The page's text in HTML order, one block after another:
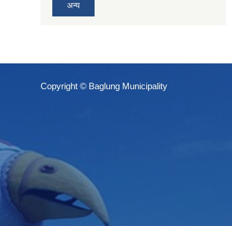
अन्य
Copyright © Baglung Municipality